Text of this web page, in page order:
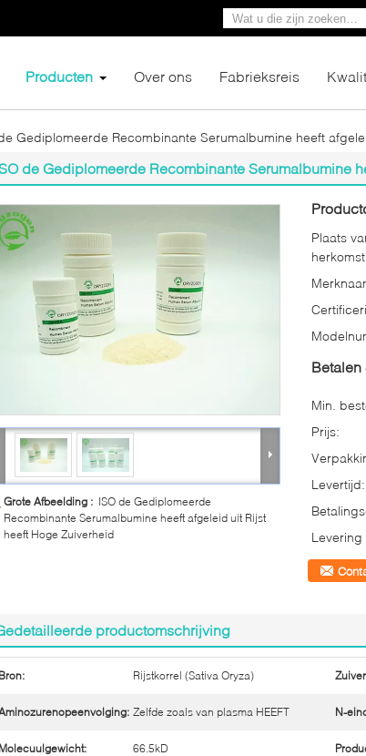
Producten Over ons Fabrieksreis
Gediplomeerde Recombinante Serumalbumine heeft
de Gediplomeerde Recombinante Serumalbumine
Grote Afbeelding : ISO de Gediplomeerde
Recombinante Serumalbumine heeft afgeleid uit Rijst
heeft Hoge Zuiverheid
Plaats
Betalen
Min.
Prijs:
Levertijd:
Levering
productomschrijving
Rijstkorrel (Sativa Oryza)
Zelfde zoals van plasma HEEFT N-
66.5kD